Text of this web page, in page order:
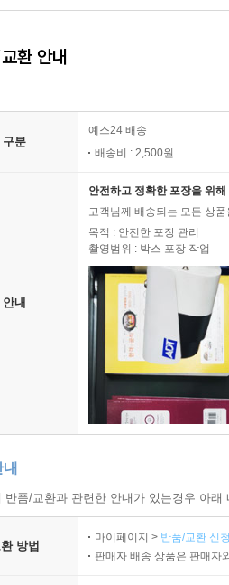
환 안내
구분
예스24 배송
배송비 : 2,500원
내
안전하고 정확한 포장을 위
고객님께 배송되는 모든 상
목적 : 안전한 포장 관리
촬영범위 : 박스 포장 작업
품/교환과 관련한 안내가 있는경우 아
방법
마이페이지 > 반품/교환 신
판매자 배송 상품은 판매자